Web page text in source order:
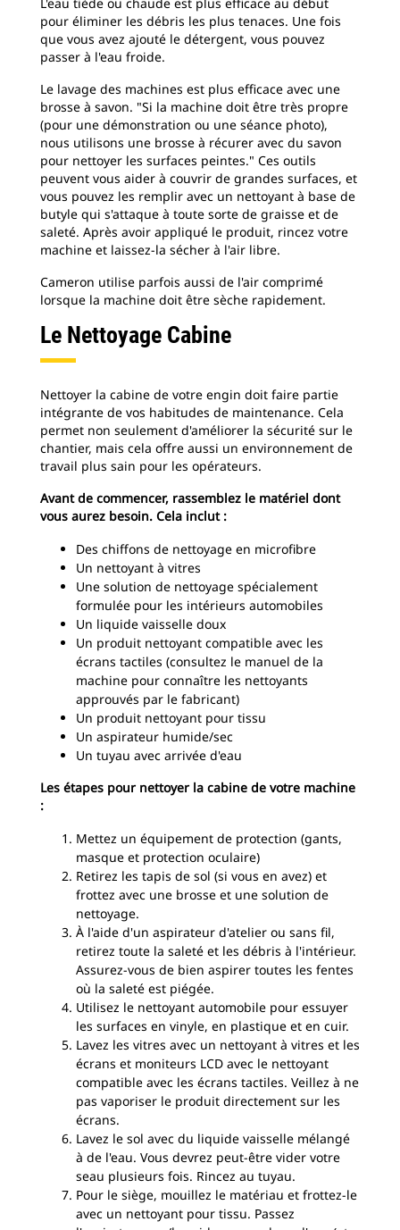
pour éliminer les débris les plus tenaces. Une fois
que vous avez ajouté le détergent, vous pouvez
passer à l'eau froide.
Le lavage des machines est plus efficace avec une
brosse à savon. "Si la machine doit être très propre
(pour une démonstration ou une séance photo),
nous utilisons une brosse à récurer avec du savon
pour nettoyer les surfaces peintes." Ces outils
peuvent vous aider à couvrir de grandes surfaces, et
vous pouvez les remplir avec un nettoyant à base de
butyle qui s'attaque à toute sorte de graisse et de
saleté. Après avoir appliqué le produit, rincez votre
machine et laissez-la sécher à l'air libre.
Cameron utilise parfois aussi de l'air comprimé
lorsque la machine doit être sèche rapidement.
Le Nettoyage Cabine
Nettoyer la cabine de votre engin doit faire partie
intégrante de vos habitudes de maintenance. Cela
permet non seulement d'améliorer la sécurité sur le
chantier, mais cela offre aussi un environnement de
travail plus sain pour les opérateurs.
Avant de commencer, rassemblez le matériel dont
vous aurez besoin. Cela inclut :
Des chiffons de nettoyage en microfibre
Un nettoyant à vitres
Une solution de nettoyage spécialement
formulée pour les intérieurs automobiles
Un liquide vaisselle doux
Un produit nettoyant compatible avec les
écrans tactiles (consultez le manuel de la
machine pour connaître les nettoyants
approuvés par le fabricant)
Un produit nettoyant pour tissu
Un aspirateur humide/sec
Un tuyau avec arrivée d'eau
Les étapes pour nettoyer la cabine de votre machine
:
Mettez un équipement de protection (gants,
masque et protection oculaire)
Retirez les tapis de sol (si vous en avez) et
frottez avec une brosse et une solution de
nettoyage.
À l'aide d'un aspirateur d'atelier ou sans fil,
retirez toute la saleté et les débris à l'intérieur.
Assurez-vous de bien aspirer toutes les fentes
où la saleté est piégée.
Utilisez le nettoyant automobile pour essuyer
les surfaces en vinyle, en plastique et en cuir.
Lavez les vitres avec un nettoyant à vitres et les
écrans et moniteurs LCD avec le nettoyant
compatible avec les écrans tactiles. Veillez à ne
pas vaporiser le produit directement sur les
écrans.
Lavez le sol avec du liquide vaisselle mélangé
à de l'eau. Vous devrez peut-être vider votre
seau plusieurs fois. Rincez au tuyau.
Pour le siège, mouillez le matériau et frottez-le
avec un nettoyant pour tissu. Passez